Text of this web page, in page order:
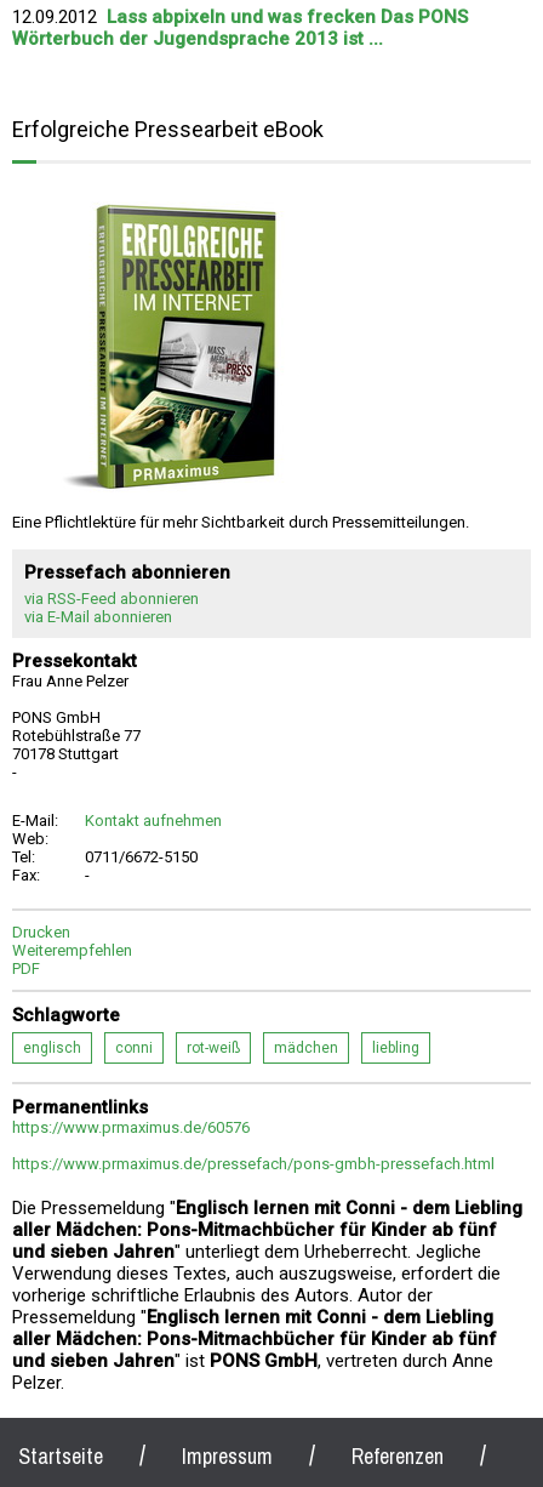
12.09.2012 Lass abpixeln und was frecken Das PONS
Wörterbuch der Jugendsprache 2013 ist ...
Erfolgreiche Pressearbeit eBook
Eine Pflichtlektüre für mehr Sichtbarkeit durch Pressemitteilungen.
Pressefach abonnieren
via RSS-Feed abonnieren
via E-Mail abonnieren
Pressekontakt
Frau Anne Pelzer
PONS GmbH
Rotebühlstraße 77
70178 Stuttgart
-
E-Mail:
Kontakt aufnehmen
Web:
Tel:
0711/6672-5150
Fax:
-
Drucken
Weiterempfehlen
PDF
Schlagworte
englisch conni rot-weiß mädchen liebling
Permanentlinks
https://www.prmaximus.de/60576
https://www.prmaximus.de/pressefach/pons-gmbh-pressefach.html
Die Pressemeldung "Englisch lernen mit Conni - dem Liebling
aller Mädchen: Pons-Mitmachbücher für Kinder ab fünf
und sieben Jahren" unterliegt dem Urheberrecht. Jegliche
Verwendung dieses Textes, auch auszugsweise, erfordert die
vorherige schriftliche Erlaubnis des Autors. Autor der
Pressemeldung "Englisch lernen mit Conni - dem Liebling
aller Mädchen: Pons-Mitmachbücher für Kinder ab fünf
und sieben Jahren" ist PONS GmbH, vertreten durch Anne
Pelzer.
Startseite / Impressum / Referenzen /